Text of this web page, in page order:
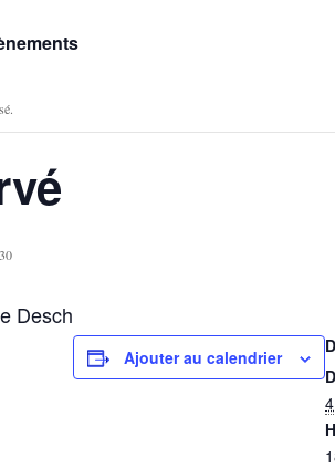
Desch
Ajouter au calendrier